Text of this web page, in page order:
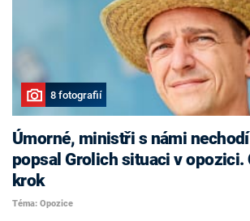
8 fotografií
Úmorné, ministři s námi
popsal Grolich situaci v opozici.
krok
Téma: Opozice